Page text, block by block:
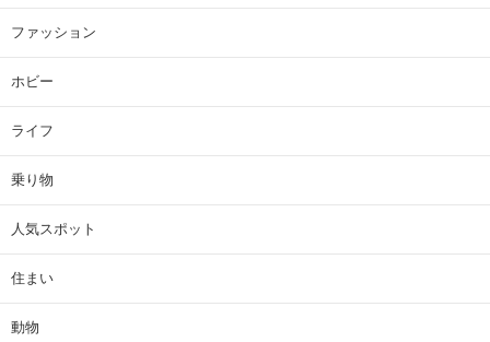
ファッション
ホビー
ライフ
乗り物
人気スポット
住まい
動物